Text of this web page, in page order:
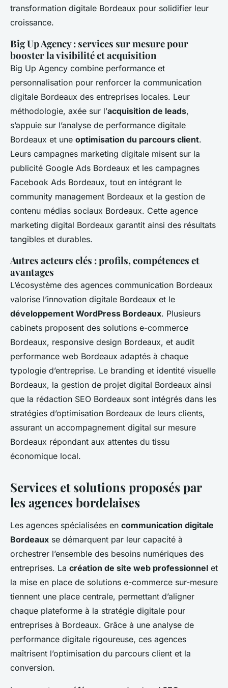
transformation digitale Bordeaux pour solidifier leur
croissance.
Big Up Agency : services sur mesure pour
booster la visibilité et acquisition
Big Up Agency combine performance et
personnalisation pour renforcer la communication
digitale Bordeaux des entreprises locales. Leur
méthodologie, axée sur l’acquisition de leads,
s’appuie sur l’analyse de performance digitale
Bordeaux et une optimisation du parcours client.
Leurs campagnes marketing digitale misent sur la
publicité Google Ads Bordeaux et les campagnes
Facebook Ads Bordeaux, tout en intégrant le
community management Bordeaux et la gestion de
contenu médias sociaux Bordeaux. Cette agence
marketing digital Bordeaux garantit ainsi des résultats
tangibles et durables.
Autres acteurs clés : profils, compétences et
avantages
L’écosystème des agences communication Bordeaux
valorise l’innovation digitale Bordeaux et le
développement WordPress Bordeaux. Plusieurs
cabinets proposent des solutions e-commerce
Bordeaux, responsive design Bordeaux, et audit
performance web Bordeaux adaptés à chaque
typologie d’entreprise. Le branding et identité visuelle
Bordeaux, la gestion de projet digital Bordeaux ainsi
que la rédaction SEO Bordeaux sont intégrés dans les
stratégies d’optimisation Bordeaux de leurs clients,
assurant un accompagnement digital sur mesure
Bordeaux répondant aux attentes du tissu
économique local.
Services et solutions proposés par
les agences bordelaises
Les agences spécialisées en communication digitale
Bordeaux se démarquent par leur capacité à
orchestrer l’ensemble des besoins numériques des
entreprises. La création de site web professionnel et
la mise en place de solutions e-commerce sur-mesure
tiennent une place centrale, permettant d’aligner
chaque plateforme à la stratégie digitale pour
entreprises à Bordeaux. Grâce à une analyse de
performance digitale rigoureuse, ces agences
maîtrisent l’optimisation du parcours client et la
conversion.